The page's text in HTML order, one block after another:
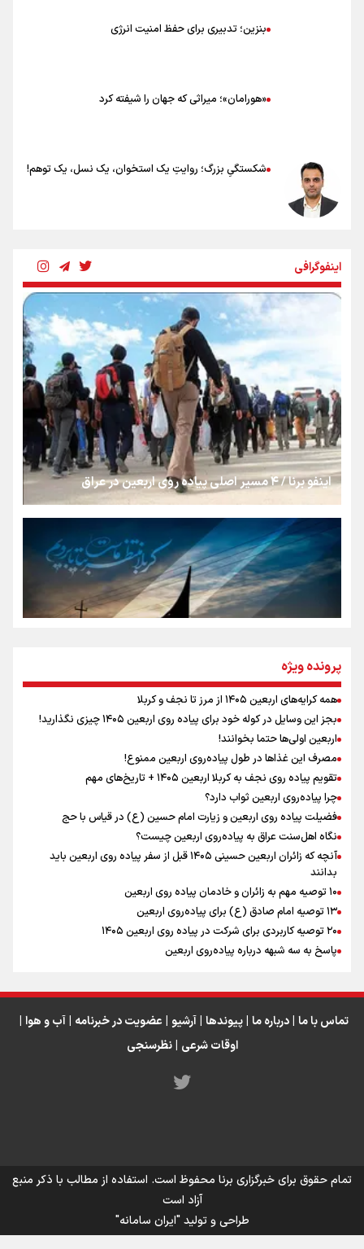
بنزین؛ تدبیری برای حفظ امنیت انرژی
«هورامان»؛ میراثی که جهان را شیفته کرد
شکستگیِ بزرگ؛ روایتِ یک استخوان، یک نسل، یک توهم!
روایت ایران از کنار مردم
از طلوع خیابان‌ها تا غروب اشک
جمله‌ای که بغض چهارماهه را شکست؛ «آهای مردم، آقا از
تهران رفتند»
سه حسرتی که به دلم ماند
مومنِ مقتدرِ مظلوم
رابطه کارگر و کارفرما در اندیشه رهبر شهید: از تضاد به
زوجیت
اقتدار علمی و استقلال ملی؛ میراث رهبر شهید که با خون
ماندگار شد
اینفوگرافی
اینفو برنا / ۴ مسیر اصلی پیاده روی اربعین در عراق
اینفو برنا / توصیه‌هایی طلایی برای پیاده روی اربعین
اینفو برنا / جدول کامل فاصله مرز شلمچه تا شهرهای زیارتی
عراق
پرونده ویژه
همه کرایه‌های اربعین ۱۴۰۵ از مرز تا نجف و کربلا
بجز این وسایل در کوله خود برای پیاده روی اربعین ۱۴۰۵ چیزی نگذارید!
اربعین اولی‌ها حتما بخوانند!
مصرف این غذاها در طول پیاده‌روی اربعین ممنوع!
تقویم پیاده روی نجف به کربلا اربعین ۱۴۰۵ + تاریخ‌های مهم
چرا پیاده‌روی اربعین ثواب دارد؟
فضیلت پیاده روی اربعین و زیارت امام حسین (ع) در قیاس با حج
نگاه اهل‌سنت عراق به پیاده‌روی اربعین چیست؟
آنچه که زائران اربعین حسینی ۱۴۰۵ قبل از سفر پیاده روی اربعین باید
بدانند
۱۰ توصیه مهم به زائران و خادمان پیاده روی اربعین
۱۳ توصیه امام صادق (ع) برای پیاده‌روی اربعین
۲۰ توصیه کاربردی برای شرکت در پیاده روی اربعین ۱۴۰۵
پاسخ به سه‌ شبهه درباره پیاده‌روی اربعین
تماس با ما | درباره ما | پیوندها | آرشیو | عضویت در خبرنامه | آب و هوا |
اوقات شرعی | نظرسنجی
تمام حقوق برای خبرگزاری برنا محفوظ است. استفاده از مطالب با ذکر منبع
آزاد است
طراحی و تولید"ایران سامانه"